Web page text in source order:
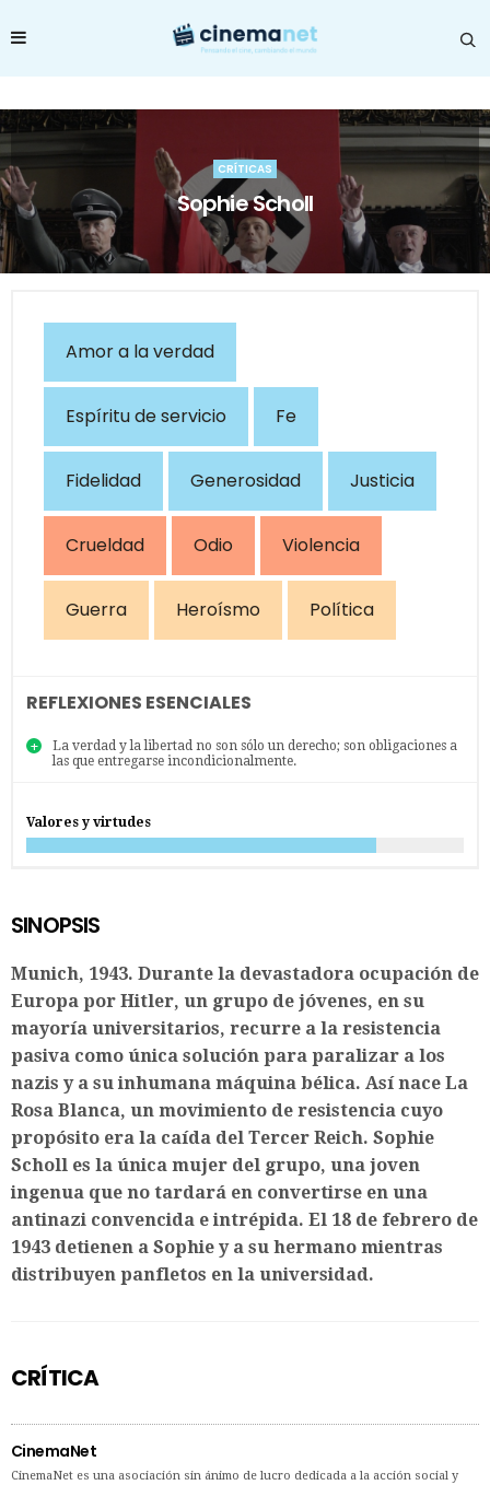
CRÍTICAS
Sophie Scholl
Amor a la verdad
Espíritu de servicio Fe
Fidelidad Generosidad Justicia
Crueldad Odio Violencia
Guerra Heroísmo Política
REFLEXIONES ESENCIALES
La verdad y la libertad no son sólo un derecho; son obligaciones a
las que entregarse incondicionalmente.
Valores y virtudes
SINOPSIS
Munich, 1943. Durante la devastadora ocupación de
Europa por Hitler, un grupo de jóvenes, en su
mayoría universitarios, recurre a la resistencia
pasiva como única solución para paralizar a los
nazis y a su inhumana máquina bélica. Así nace La
Rosa Blanca, un movimiento de resistencia cuyo
propósito era la caída del Tercer Reich. Sophie
Scholl es la única mujer del grupo, una joven
ingenua que no tardará en convertirse en una
antinazi convencida e intrépida. El 18 de febrero de
1943 detienen a Sophie y a su hermano mientras
distribuyen panfletos en la universidad.
CRÍTICA
CinemaNet
CinemaNet es una asociación sin ánimo de lucro dedicada a la acción social y